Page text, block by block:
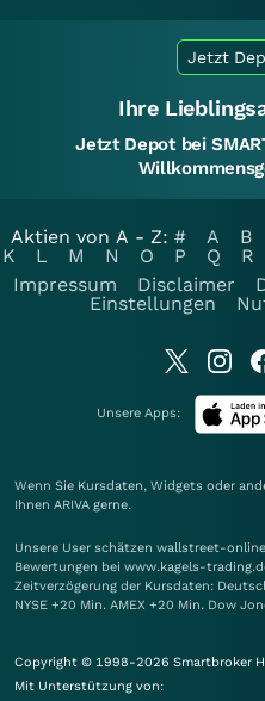
Jetzt
Ihre
Jetzt Depot bei
Aktien von A - Z: # A B
K
L M N O P Q R
Impressum
Disclaimer
Einstellungen
Unsere Apps:
Wenn Sie Kursdaten, Widgets oder
Ihnen ARIVA gerne.
Unsere User schätzen wallstreet-
Bewertungen bei www.kagels-
Zeitverzögerung der Kursdaten:
NYSE +20 Min. AMEX +20 Min. Dow
Copyright © 1998-2026 Smartbroker
Mit Unterstützung von: